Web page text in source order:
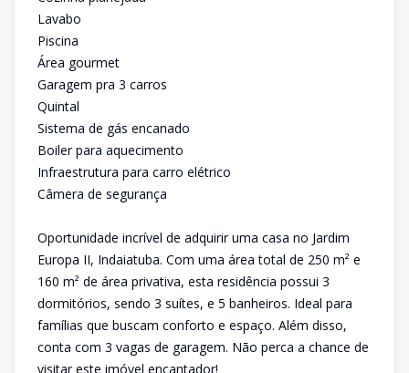
Lavabo
Piscina
Área gourmet
Garagem pra 3 carros
Quintal
Sistema de gás encanado
Boiler para aquecimento
Infraestrutura para carro elétrico
Câmera de segurança
Oportunidade incrível de adquirir uma casa no Jardim
Europa II, Indaiatuba. Com uma área total de 250 m² e
160 m² de área privativa, esta residência possui 3
dormitórios, sendo 3 suítes, e 5 banheiros. Ideal para
famílias que buscam conforto e espaço. Além disso,
conta com 3 vagas de garagem. Não perca a chance de
visitar este imóvel encantador!